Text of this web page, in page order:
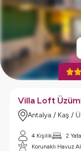
Villa Loft
Antalya / Kaş /
4 Kişilik 2
Korunaklı Havuz